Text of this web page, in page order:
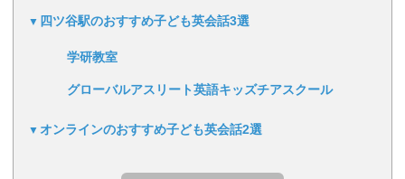
四ツ谷駅のおすすめ子ども英会話3選
学研教室
グローバルアスリート英語キッズチアスクール
オンラインのおすすめ子ども英会話2選